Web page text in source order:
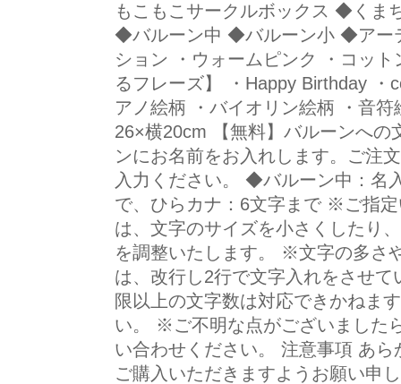
もこもこサークルボックス ◆くま
◆バルーン中 ◆バルーン小 ◆アー
ション ・ウォームピンク ・コッ
るフレーズ】 ・Happy Birthday
アノ絵柄 ・バイオリン絵柄 ・音
26×横20cm 【無料】バルーンへ
ンにお名前をお入れします。ご注
入力ください。 ◆バルーン中：
で、ひらカナ：6文字まで ※ご指
は、文字のサイズを小さくしたり
を調整いたします。 ※文字の多さ
は、改行し2行で文字入れをさせ
限以上の文字数は対応できかねま
い。 ※ご不明な点がございました
い合わせください。 注意事項 あ
ご購入いただきますようお願い申